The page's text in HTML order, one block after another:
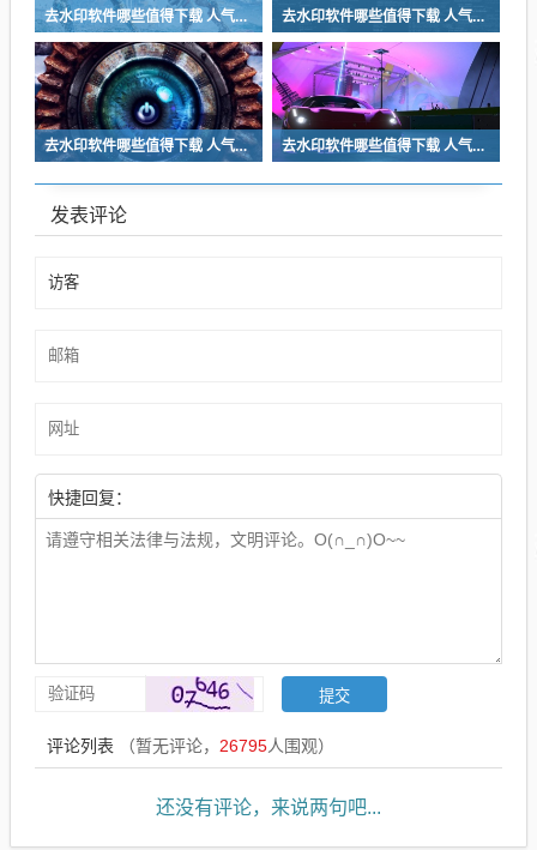
去水印软件哪些值得下载 人气高的去水印软件一览 去水印软件哪些值得下载 人气高的去水印软件一览
去水印软件哪些值得下载 人气高的去水印软件一览 去水印软件哪些值得下载 人气高的去水印软件一览
发表评论
快捷回复：
评论列表 （暂无评论， 26795人围观）
还没有评论，来说两句吧...